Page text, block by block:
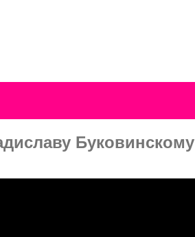
Буковинскому